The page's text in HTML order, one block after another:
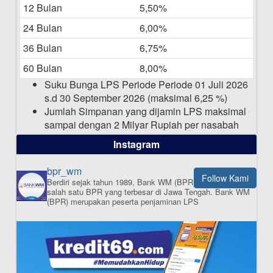
Daftar Pemenang Undian TAMASHA
Bulan April 2025
15-04-2025
Pengumuman Nama Baru Perusahaan
12 Bulan
5,50%
24 Bulan
6,00%
36 Bulan
6,75%
60 Bulan
8,00%
Suku Bunga LPS Periode Periode 01 Juli 2026
s.d 30 September 2026 (maksimal 6,25 %)
Jumlah Simpanan yang dijamin LPS maksimal
sampai dengan 2 Milyar Rupiah per nasabah
dalam satu bank
ISI APLIKASI SEKARANG
Instagram
Follow Kami
bpr_wm
Berdiri sejak tahun 1989, Bank WM (BPR) merupakan
salah satu BPR yang terbesar di Jawa Tengah.Bank WM
(BPR) merupakan peserta penjaminan LPS